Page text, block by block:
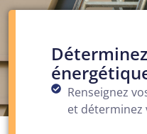
Renseignez
et